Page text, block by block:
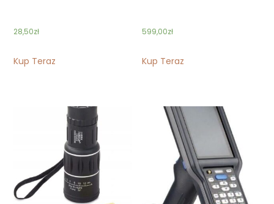
28,50zł
Kup Teraz
599,00zł
Kup Teraz